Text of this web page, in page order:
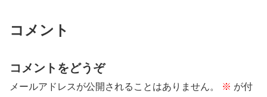
コメント
コメントをどうぞ
メールアドレスが公開されることはありません。 ※ が付